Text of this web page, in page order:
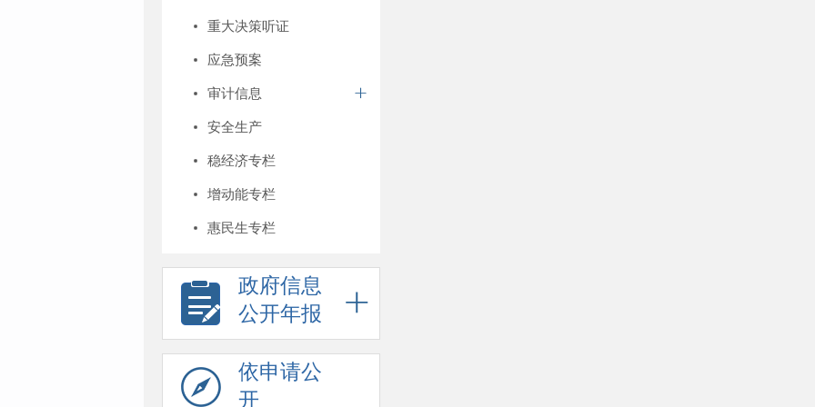
重大决策听证
应急预案
审计信息
安全生产
稳经济专栏
增动能专栏
惠民生专栏
政府信息
公开年报
依申请公
开